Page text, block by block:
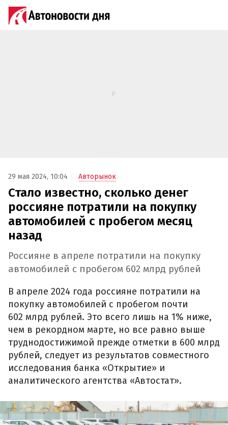
29 мая 2024, 10:04 Авторынок
Стало известно, сколько денег
россияне потратили на покупку
автомобилей с пробегом месяц
назад
Россияне в апреле потратили на покупку
автомобилей с пробегом 602 млрд рублей
В апреле 2024 года россияне потратили на
покупку автомобилей с пробегом почти
602 млрд рублей. Это всего лишь на 1% ниже,
чем в рекордном марте, но все равно выше
труднодостижимой прежде отметки в 600 млрд
рублей, следует из результатов совместного
исследования банка «Открытие» и
аналитического агентства «Автостат».